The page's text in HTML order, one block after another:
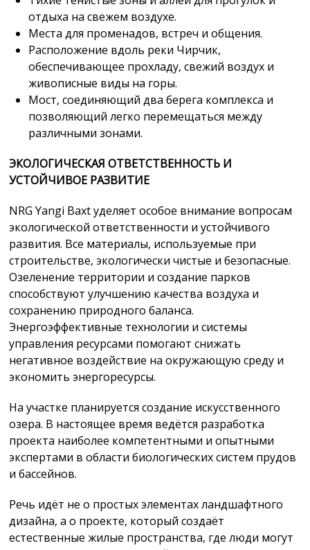
отдыха на свежем воздухе.
Места для променадов, встреч и общения.
Расположение вдоль реки Чирчик,
обеспечивающее прохладу, свежий воздух и
живописные виды на горы.
Мост, соединяющий два берега комплекса и
позволяющий легко перемещаться между
различными зонами.
ЭКОЛОГИЧЕСКАЯ ОТВЕТСТВЕННОСТЬ И
УСТОЙЧИВОЕ РАЗВИТИЕ
NRG Yangi Baxt уделяет особое внимание вопросам
экологической ответственности и устойчивого
развития. Все материалы, используемые при
строительстве, экологически чистые и безопасные.
Озеленение территории и создание парков
способствуют улучшению качества воздуха и
сохранению природного баланса.
Энергоэффективные технологии и системы
управления ресурсами помогают снижать
негативное воздействие на окружающую среду и
экономить энергоресурсы.
На участке планируется создание искусственного
озера. В настоящее время ведётся разработка
проекта наиболее компетентными и опытными
экспертами в области биологических систем прудов
и бассейнов.
Речь идёт не о простых элементах ландшафтного
дизайна, а о проекте, который создаёт
естественные жилые пространства, где люди могут